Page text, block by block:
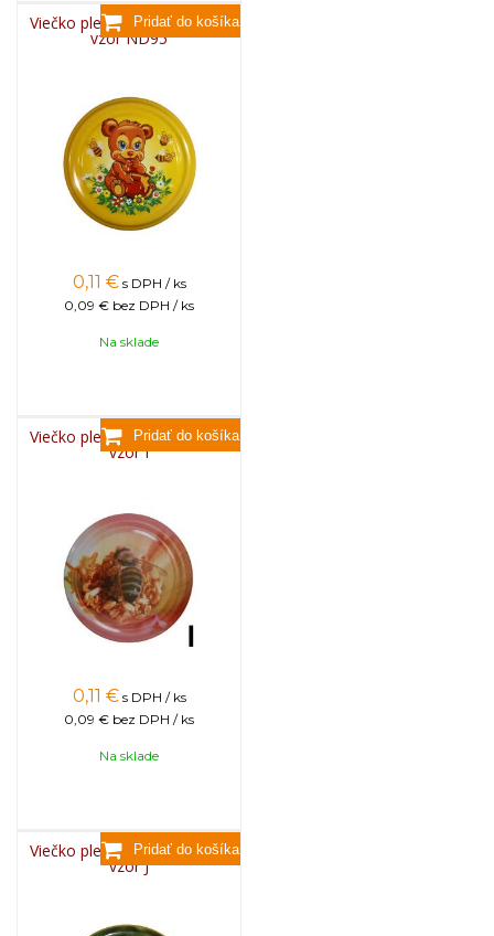
Viečko plechové TWIST 82 -
vzor ND95
0,11 € s DPH / ks
0,09 € bez DPH / ks
Na sklade
Viečko plechové TWIST 82 -
vzor I
0,11 € s DPH / ks
0,09 € bez DPH / ks
Na sklade
Viečko plechové TWIST 82 -
vzor J